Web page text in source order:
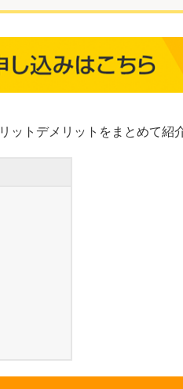
トデメリットをまとめて紹